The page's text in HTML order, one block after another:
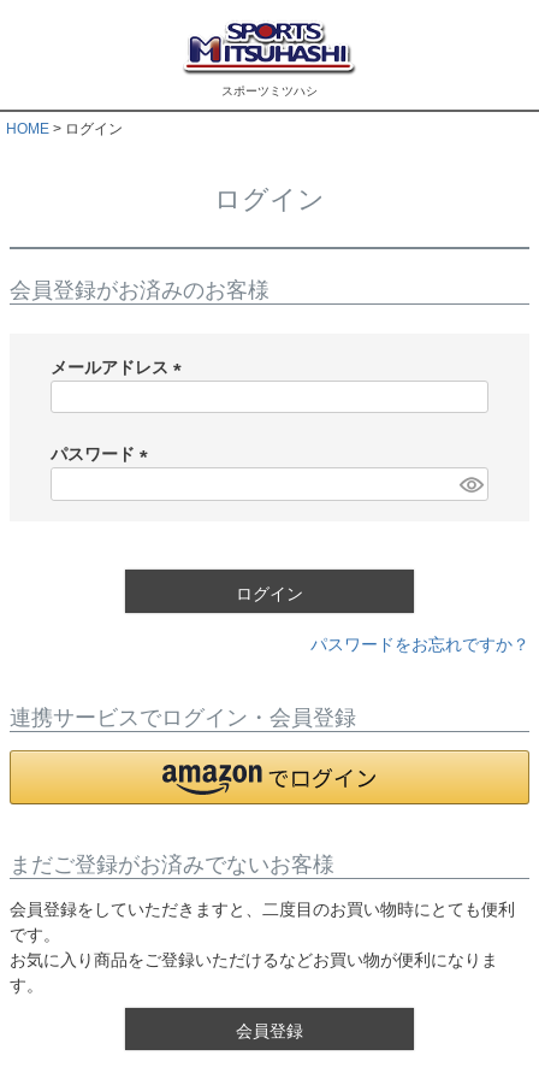
スポーツミツハシ
HOME ログイン
ログイン
会員登録がお済みのお客様
メールアドレス
)
パスワード
ログイン
パスワードをお忘れですか？
連携サービスでログイン・会員登録
まだご登録がお済みでないお客様
会員登録をしていただきますと、二度目のお買い物時にとても便利
です。
お気に入り商品をご登録いただけるなどお買い物が便利になりま
す。
会員登録